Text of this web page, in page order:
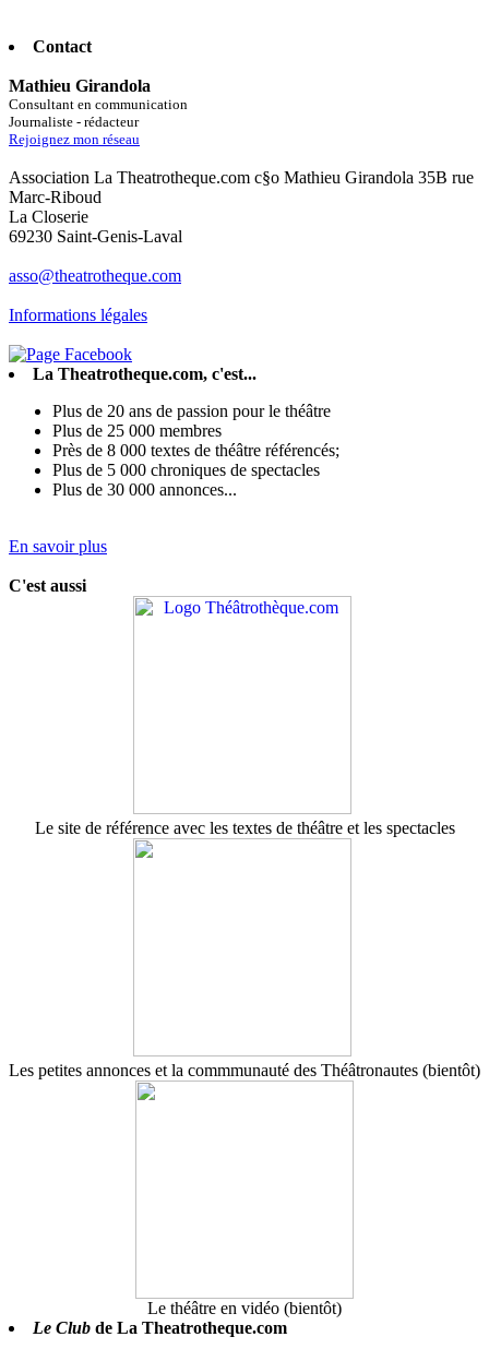
Contact
Mathieu Girandola
Consultant en communication
Journaliste - rédacteur
Rejoignez mon réseau
Association La Theatrotheque.com c§o Mathieu Girandola 35B rue
Marc-Riboud
La Closerie
69230 Saint-Genis-Laval
asso@theatrotheque.com
Informations légales
La Theatrotheque.com, c'est...
Plus de 20 ans de passion pour le théâtre
Plus de 25 000 membres
Près de 8 000 textes de théâtre référencés;
Plus de 5 000 chroniques de spectacles
Plus de 30 000 annonces...
En savoir plus
C'est aussi
Le site de référence avec les textes de théâtre et les spectacles
Les petites annonces et la commmunauté des Théâtronautes (bientôt)
Le théâtre en vidéo (bientôt)
Le Club de La Theatrotheque.com